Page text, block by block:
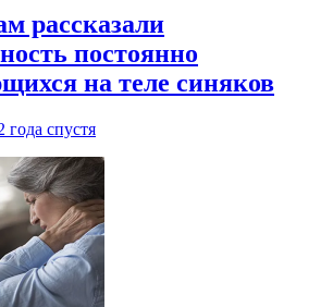
рассказали
постоянно
на теле синяков
года спустя